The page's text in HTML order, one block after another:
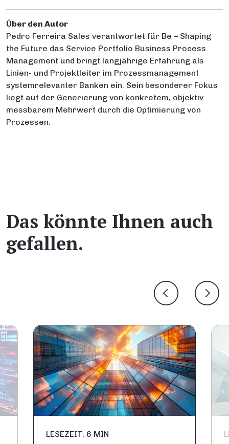
Über den Autor
Pedro Ferreira Sales verantwortet für Be – Shaping
the Future das Service Portfolio Business Process
Management und bringt langjährige Erfahrung als
Linien- und Projektleiter im Prozessmanagement
systemrelevanter Banken ein. Sein besonderer Fokus
liegt auf der Generierung von konkretem, objektiv
messbarem Mehrwert durch die Optimierung von
Prozessen.
Das könnte Ihnen auch
gefallen.
LESEZEIT: 6 MIN